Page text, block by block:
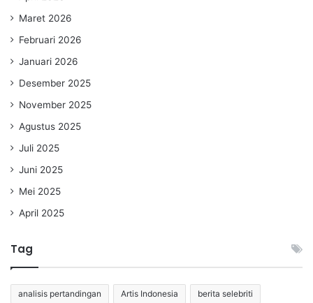
Maret 2026
Februari 2026
Januari 2026
Desember 2025
November 2025
Agustus 2025
Juli 2025
Juni 2025
Mei 2025
April 2025
Tag
analisis pertandingan Artis Indonesia berita selebriti